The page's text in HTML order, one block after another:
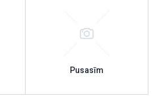
Pusasīm